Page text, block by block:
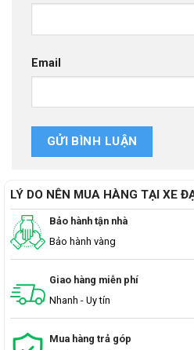
Email
LÝ DO NÊN MUA HÀNG TẠI XE
Bảo hành tận nhà
Bảo hành vàng
Giao hàng miễn phí
Nhanh - Uy tín
Mua hàng trả góp